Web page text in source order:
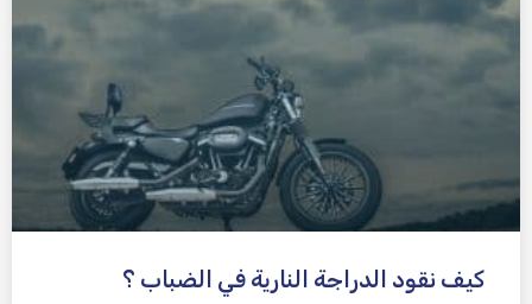
كيف نقود الدراجة النارية في الضباب ؟